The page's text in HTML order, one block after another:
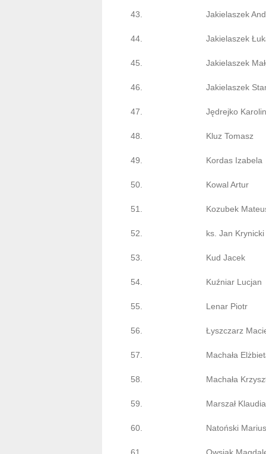
43. Jakielaszek
44. Jakielaszek
45. Jakielaszek
46. Jakielaszek
47. Jędrejko
48. Kluz Tomasz
49. Kordas Izabela
50. Kowal Artur
51. Kozubek
52. ks. Jan Krynicki
53. Kud Jacek
54. Kuźniar Lucjan
55. Lenar Piotr
56. Łyszczarz
57. Machała
58. Machała
59. Marszał Klaudia
60. Natoński